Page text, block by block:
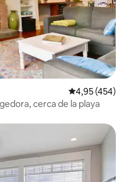
Calificación
4,95 (454)
cerca de la playa
destacados